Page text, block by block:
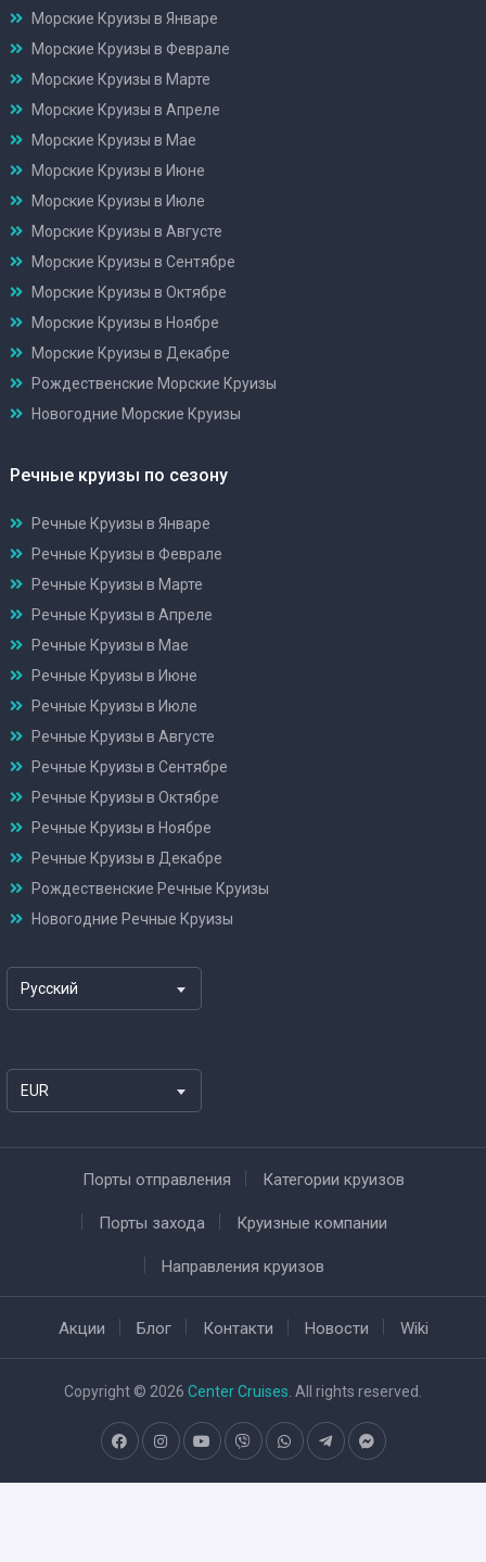
Морские Круизы в Январе
Морские Круизы в Феврале
Морские Круизы в Марте
Морские Круизы в Апреле
Морские Круизы в Мае
Морские Круизы в Июне
Морские Круизы в Июле
Морские Круизы в Августе
Морские Круизы в Сентябре
Морские Круизы в Октябре
Морские Круизы в Ноябре
Морские Круизы в Декабре
Рождественские Морские Круизы
Новогодние Морские Круизы
Речные круизы по сезону
Речные Круизы в Январе
Речные Круизы в Феврале
Речные Круизы в Марте
Речные Круизы в Апреле
Речные Круизы в Мае
Речные Круизы в Июне
Речные Круизы в Июле
Речные Круизы в Августе
Речные Круизы в Сентябре
Речные Круизы в Октябре
Речные Круизы в Ноябре
Речные Круизы в Декабре
Рождественские Речные Круизы
Новогодние Речные Круизы
Русский
EUR
Порты отправления Категории круизов
Порты захода Круизные компании
Направления круизов
Акции Блог Контакти Новости Wiki
Copyright © 2026 Center Cruises . All rights reserved.